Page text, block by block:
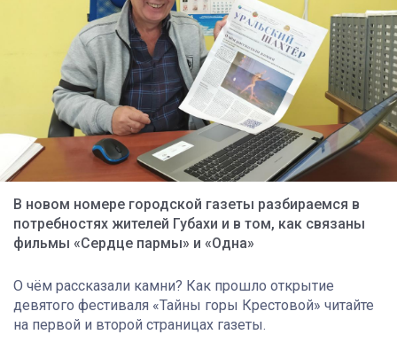
В новом номере городской газеты разбираемся в
потребностях жителей Губахи и в том, как связаны
фильмы «Сердце пармы» и «Одна»
О чём рассказали камни? Как прошло открытие
девятого фестиваля «Тайны горы Крестовой» читайте
на первой и второй страницах газеты.